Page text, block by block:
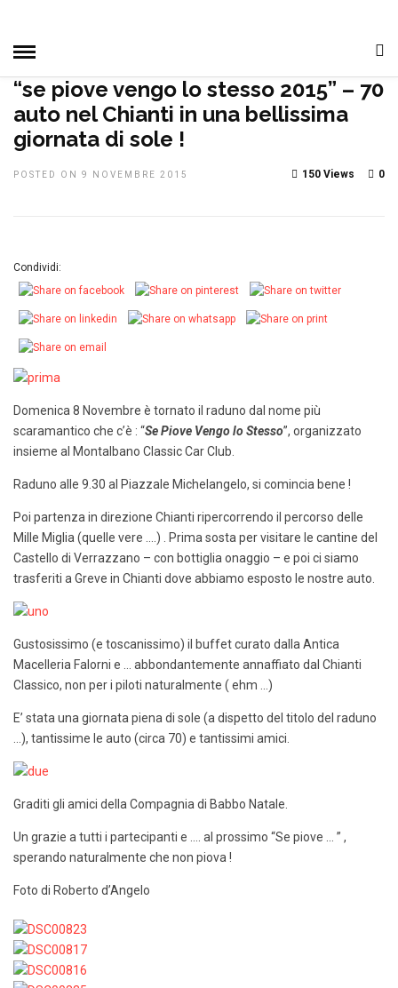
NOTIZIE, EVENTI E MANIFESTAZIONI
“se piove vengo lo stesso 2015” – 70
auto nel Chianti in una bellissima
giornata di sole !
POSTED ON 9 NOVEMBRE 2015 0
150 Views
Condividi:
Domenica 8 Novembre è tornato il raduno dal nome più
scaramantico che c’è : “Se Piove Vengo lo Stesso”, organizzato
insieme al Montalbano Classic Car Club.
Raduno alle 9.30 al Piazzale Michelangelo, si comincia bene !
Poi partenza in direzione Chianti ripercorrendo il percorso delle
Mille Miglia (quelle vere ….) . Prima sosta per visitare le cantine del
Castello di Verrazzano – con bottiglia onaggio – e poi ci siamo
trasferiti a Greve in Chianti dove abbiamo esposto le nostre auto.
Gustosissimo (e toscanissimo) il buffet curato dalla Antica
Macelleria Falorni e … abbondantemente annaffiato dal Chianti
Classico, non per i piloti naturalmente ( ehm …)
E’ stata una giornata piena di sole (a dispetto del titolo del raduno
…), tantissime le auto (circa 70) e tantissimi amici.
Graditi gli amici della Compagnia di Babbo Natale.
Un grazie a tutti i partecipanti e …. al prossimo “Se piove … ” ,
sperando naturalmente che non piova !
Foto di Roberto d’Angelo